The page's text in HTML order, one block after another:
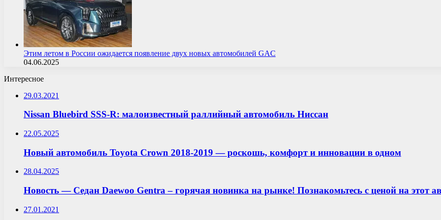
Этим летом в России ожидается появление двух новых автомобилей GAC
04.06.2025
Интересное
29.03.2021
Nissan Bluebird SSS-R: малоизвестный раллийный автомобиль Ниссан
22.05.2025
Новый автомобиль Toyota Crown 2018-2019 — роскошь, комфорт и инновации в одном
28.04.2025
Новость — Седан Daewoo Gentra – горячая новинка на рынке! Познакомьтесь с ценой на этот
27.01.2021